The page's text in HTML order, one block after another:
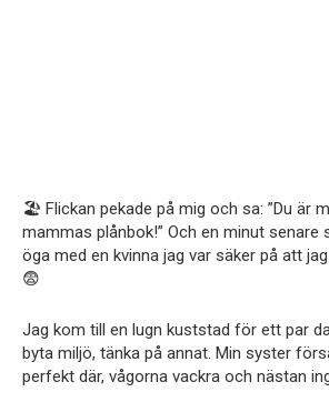
🏖 Flickan pekade på mig och sa: ”Du är
mammas plånbok!” Och en minut senare
öga med en kvinna jag var säker på att
😨
Jag kom till en lugn kuststad för ett par
byta miljö, tänka på annat. Min syster
perfekt där, vågorna vackra och nästan